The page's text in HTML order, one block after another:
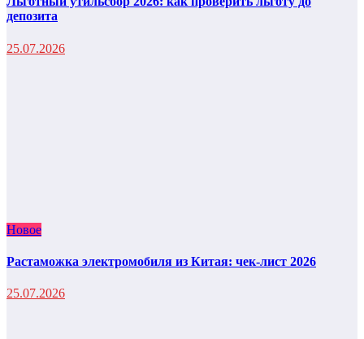
депозита
25.07.2026
Новое
Растаможка электромобиля из Китая: чек-лист 2026
25.07.2026